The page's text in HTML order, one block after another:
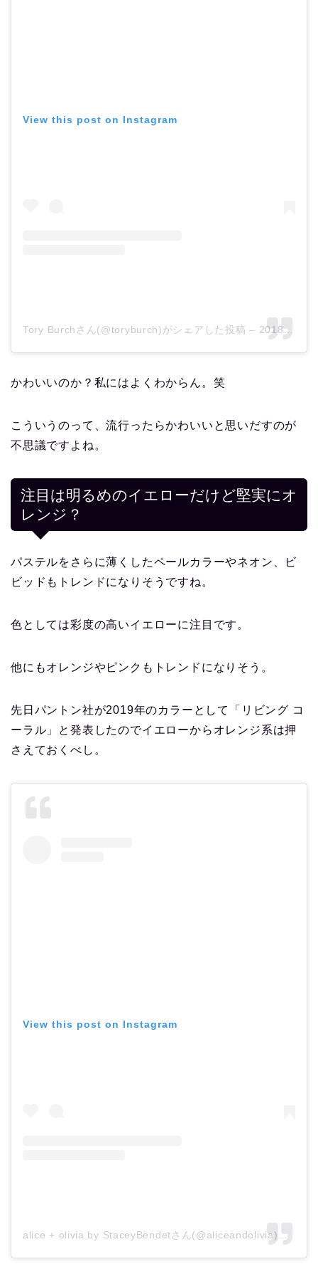
View this post on Instagram
Tory Burchさん(@toryburch)がシェアした投稿 – 2018年 9月月7日午前7時20分PDT
かわいいのか？私にはよくわからん。笑
こういうのって、流行ったらかわいいと思いだすのが
不思議ですよね。
注目は明るめのイエローだけど堅実にオ
レンジ？
パステルをさらに薄くしたペールカラーやネオン、ビ
ビッドもトレンドになりそうですね。
色としては彩度の高いイエローに注目です。
他にもオレンジやピンクもトレンドになりそう。
先日パントン社が2019年のカラーとして「リビング コ
ーラル」と発表したのでイエローからオレンジ系は押
さえておくべし。
View this post on Instagram
alice + olivia by StaceyBendetさん(@aliceandolivia)がシェアした投稿